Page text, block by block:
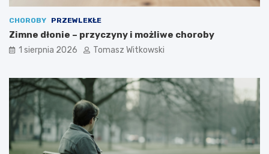
CHOROBY PRZEWLEKŁE
Zimne dłonie – przyczyny i możliwe choroby
1 sierpnia 2026 Tomasz Witkowski